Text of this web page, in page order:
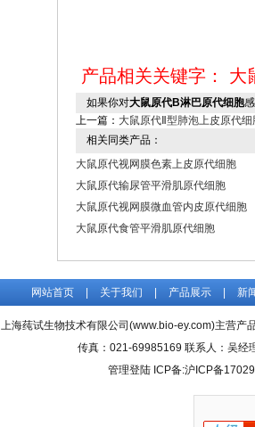
产品相关关键字： 大
如果你对大鼠原代B淋巴原代细胞
上一篇： 大鼠原代Ⅱ型肺泡上皮原代细
相关同类产品：
大鼠原代视网膜色素上皮原代细胞
大鼠原代输尿管平滑肌原代细胞
大鼠原代视网膜微血管内皮原代细胞
大鼠原代食管平滑肌原代细胞
网站首页 关于我们 产品展示 新
上海莼试生物技术有限公司(www.bio-ey.com)主营产
传真：021-69985169 联系人：吴经
管理登陆 ICP备:沪ICP备